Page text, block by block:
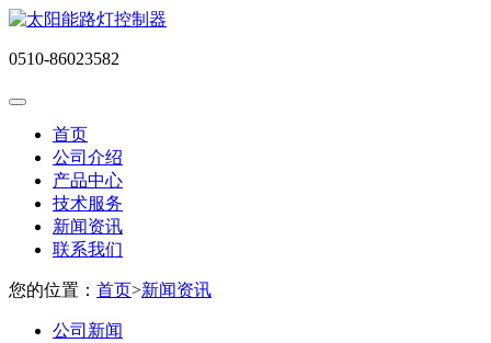
0510-86023582
首页
公司介绍
产品中心
技术服务
新闻资讯
联系我们
您的位置： 首页>新闻资讯
公司新闻